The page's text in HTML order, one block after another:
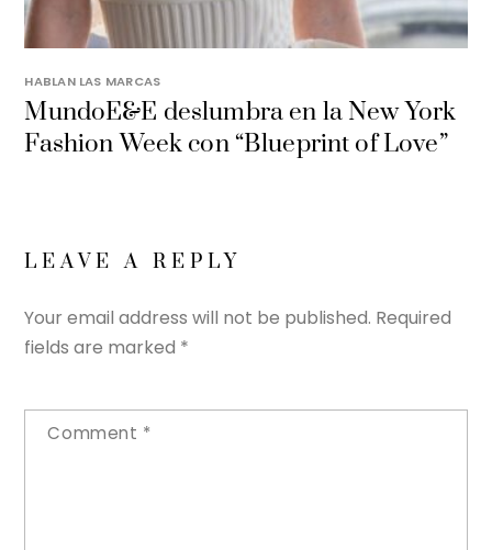
HABLAN LAS MARCAS
MundoE&E deslumbra en la New York
Fashion Week con “Blueprint of Love”
LEAVE A REPLY
Your email address will not be published. Required
fields are marked *
Comment *